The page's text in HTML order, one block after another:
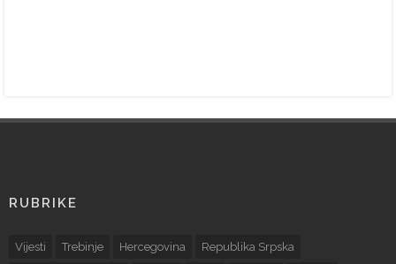
RUBRIKE
Vijesti Trebinje Hercegovina Republika Srpska